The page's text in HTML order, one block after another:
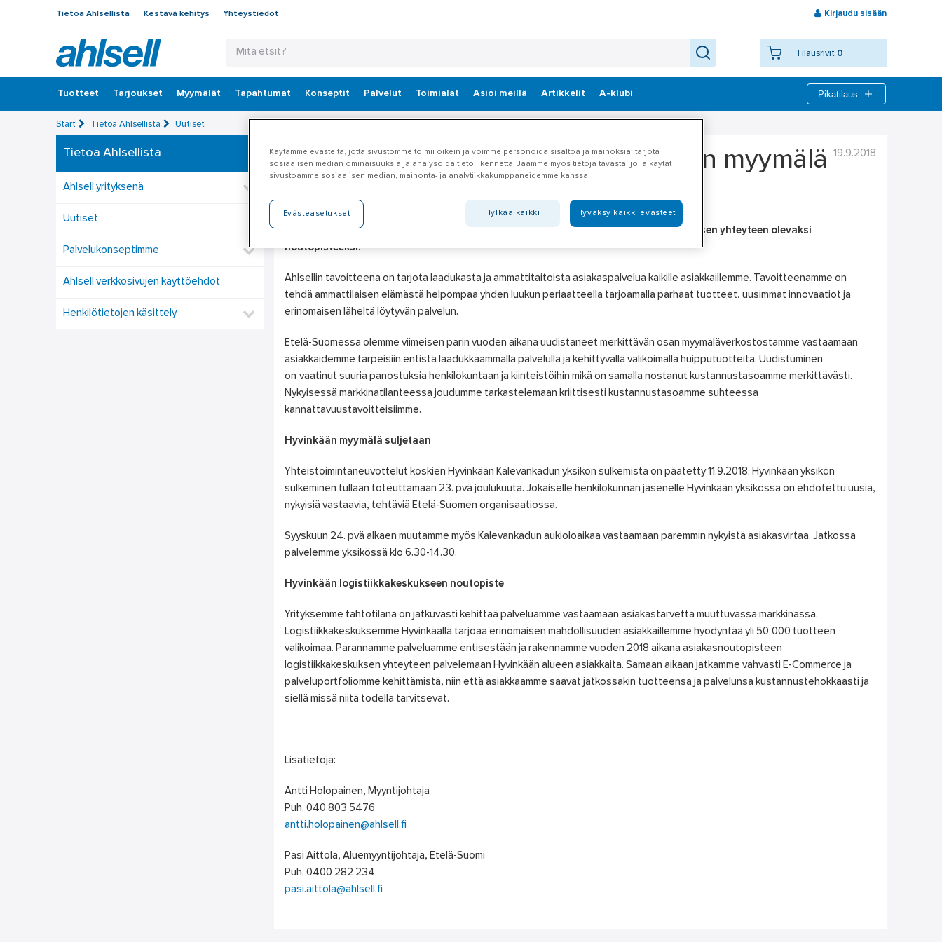
Tietoa Ahlsellista Kestävä kehitys Yhteystiedot Kirjaudu sisään
Tilausrivit 0
Tuotteet ‎Tarjoukset Myymälät Tapahtumat Konseptit Palvelut Toimialat Asioi meillä Artikkelit A-klubi Pikatilaus
Start Tietoa Ahlsellista Uutiset
Tietoa Ahlsellista
Ahlsell yrityksenä
Uutiset
Palvelukonseptimme
Ahlsell verkkosivujen käyttöehdot
Henkilötietojen käsittely
19.9.2018
ASIAKASTIEDOTE - Ahlsell Hyvinkään myymälä
Ahlsell uudistaa myymäläverkostoaan - Hyvinkään myymälä siirtyy logistiikkakeskuksen yhteyteen olevaksi
noutopisteeksi.
Ahlsellin tavoitteena on tarjota laadukasta ja ammattitaitoista asiakaspalvelua kaikille asiakkaillemme. Tavoitteenamme on
tehdä ammattilaisen elämästä helpompaa yhden luukun periaatteella tarjoamalla parhaat tuotteet, uusimmat innovaatiot ja
erinomaisen läheltä löytyvän palvelun.
Etelä-Suomessa olemme viimeisen parin vuoden aikana uudistaneet merkittävän osan myymäläverkostostamme vastaamaan
asiakkaidemme tarpeisiin entistä laadukkaammalla palvelulla ja kehittyvällä valikoimalla huipputuotteita. Uudistuminen
on vaatinut suuria panostuksia henkilökuntaan ja kiinteistöihin mikä on samalla nostanut kustannustasoamme merkittävästi.
Nykyisessä markkinatilanteessa joudumme tarkastelemaan kriittisesti kustannustasoamme suhteessa
kannattavuustavoitteisiimme.
Hyvinkään myymälä suljetaan
Yhteistoimintaneuvottelut koskien Hyvinkään Kalevankadun yksikön sulkemista on päätetty 11.9.2018. Hyvinkään yksikön
sulkeminen tullaan toteuttamaan 23. pvä joulukuuta. Jokaiselle henkilökunnan jäsenelle Hyvinkään yksikössä on ehdotettu uusia,
nykyisiä vastaavia, tehtäviä Etelä-Suomen organisaatiossa.
Syyskuun 24. pvä alkaen muutamme myös Kalevankadun aukioloaikaa vastaamaan paremmin nykyistä asiakasvirtaa. Jatkossa
palvelemme yksikössä klo 6.30-14.30.
Hyvinkään logistiikkakeskukseen noutopiste
Yrityksemme tahtotilana on jatkuvasti kehittää palveluamme vastaamaan asiakastarvetta muuttuvassa markkinassa.
Logistiikkakeskuksemme Hyvinkäällä tarjoaa erinomaisen mahdollisuuden asiakkaillemme hyödyntää yli 50 000 tuotteen
valikoimaa. Parannamme palveluamme entisestään ja rakennamme vuoden 2018 aikana asiakasnoutopisteen
logistiikkakeskuksen yhteyteen palvelemaan Hyvinkään alueen asiakkaita. Samaan aikaan jatkamme vahvasti E-Commerce ja
palveluportfoliomme kehittämistä, niin että asiakkaamme saavat jatkossakin tuotteensa ja palvelunsa kustannustehokkaasti ja
siellä missä niitä todella tarvitsevat.
Lisätietoja:
Antti Holopainen, Myyntijohtaja
Puh. 040 803 5476
antti.holopainen@ahlsell.fi
Pasi Aittola, Aluemyyntijohtaja, Etelä-Suomi
Puh. 0400 282 234
pasi.aittola@ahlsell.fi
Käytämme evästeitä, jotta sivustomme toimii oikein ja voimme personoida sisältöä ja mainoksia, tarjota
sosiaalisen median ominaisuuksia ja analysoida tietoliikennettä. Jaamme myös tietoja tavasta, jolla käytät
sivustoamme sosiaalisen median, mainonta- ja analytiikkakumppaneidemme kanssa.
Evästeasetukset Hylkää kaikki Hyväksy kaikki evästeet